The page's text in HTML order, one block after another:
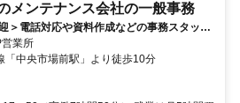
メンテナンス会社の一般事務
＞電話対応や資料作成などの事務スタッフ
〜
業所
海岸線「中央市場前駅」より徒歩10分